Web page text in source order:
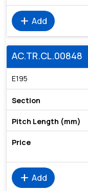
add Add
AC.TR.CL.00848
E195
add Add